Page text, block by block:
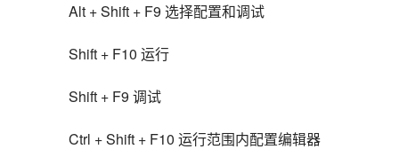
Alt + Shift + F9 选择配置和调试
Shift + F10 运行
Shift + F9 调试
Ctrl + Shift + F10 运行范围内配置编辑器